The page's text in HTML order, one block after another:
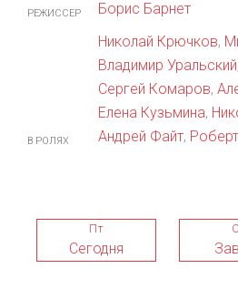
РЕЖИССЕР Борис Барнет
В РОЛЯХ
Николай Крючков,
Владимир Уральский
Сергей Комаров,
Елена Кузьмина,
Андрей Файт,
Пт
Сегодня